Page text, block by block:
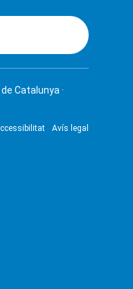
Catalunya ·
Avís legal